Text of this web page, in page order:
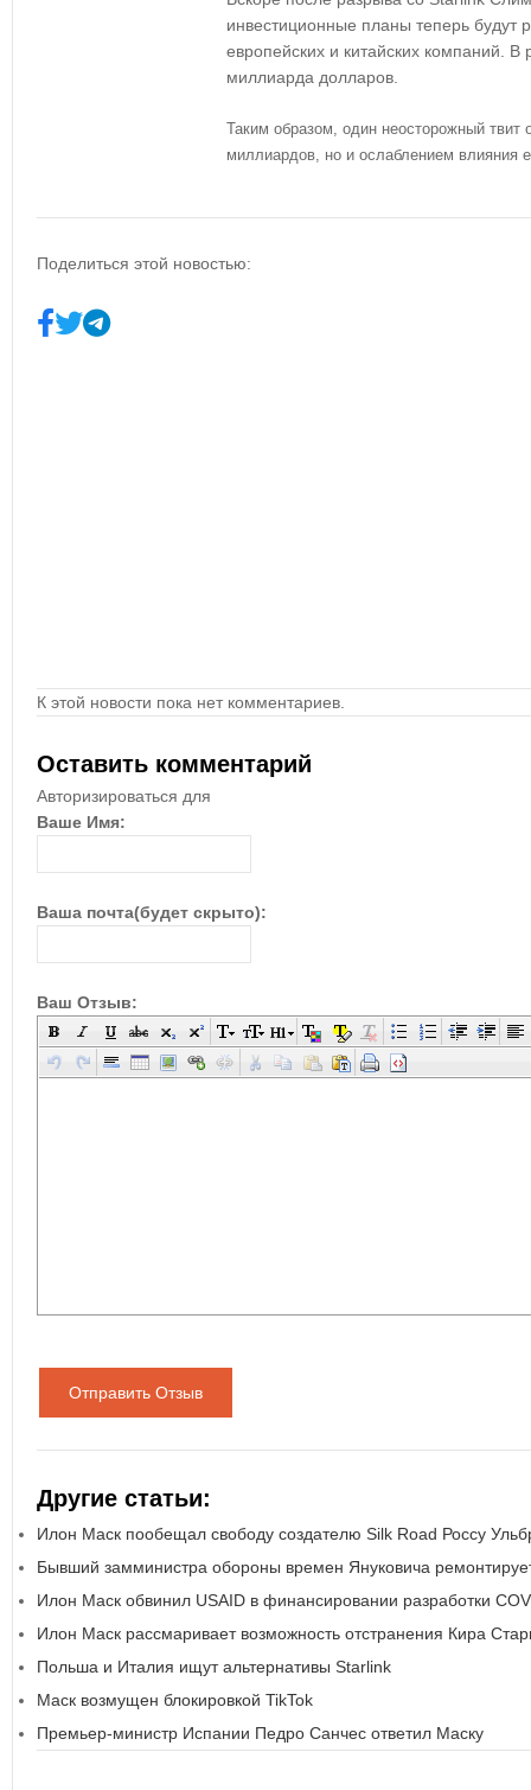
инвестиционные планы теперь будут
европейских и китайских компаний. В
миллиарда долларов.
Таким образом, один неосторожный твит
миллиардов, но и ослаблением влияния
Поделиться этой новостью:
К этой новости пока нет комментариев.
Оставить комментарий
Авторизироваться для
Ваше Имя:
Ваша почта(будет скрыто):
Ваш Отзыв:
Отправить Отзыв
Другие статьи:
Илон Маск пообещал свободу создателю Silk Road Россу
Бывший замминистра обороны времен Януковича
Илон Маск обвинил USAID в финансировании разработки
Илон Маск рассмаривает возможность отстранения Кира
Польша и Италия ищут альтернативы Starlink
Маск возмущен блокировкой TikTok
Премьер-министр Испании Педро Санчес ответил Маску